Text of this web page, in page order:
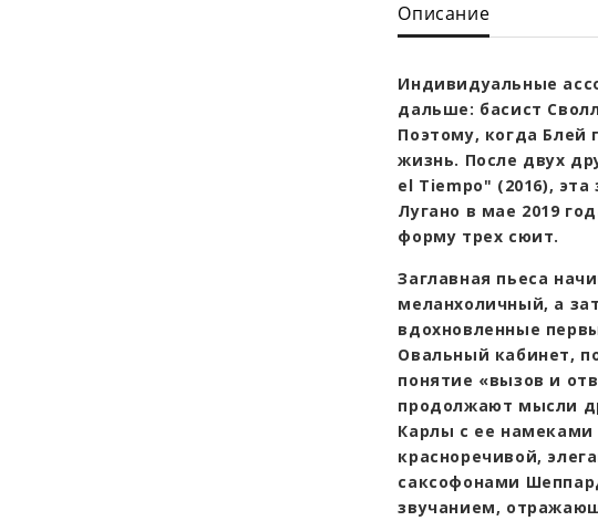
Описание
Индивидуальные
дальше: басист
Поэтому, когда Блей
жизнь. После двух
el Tiempo" (2016),
Лугано в мае 2019
форму трех сюит.
Заглавная пьеса
меланхоличный, а
вдохновленные
Овальный кабинет,
понятие «вызов и
продолжают мысли
Карлы с ее намеками
красноречивой,
саксофонами
звучанием,